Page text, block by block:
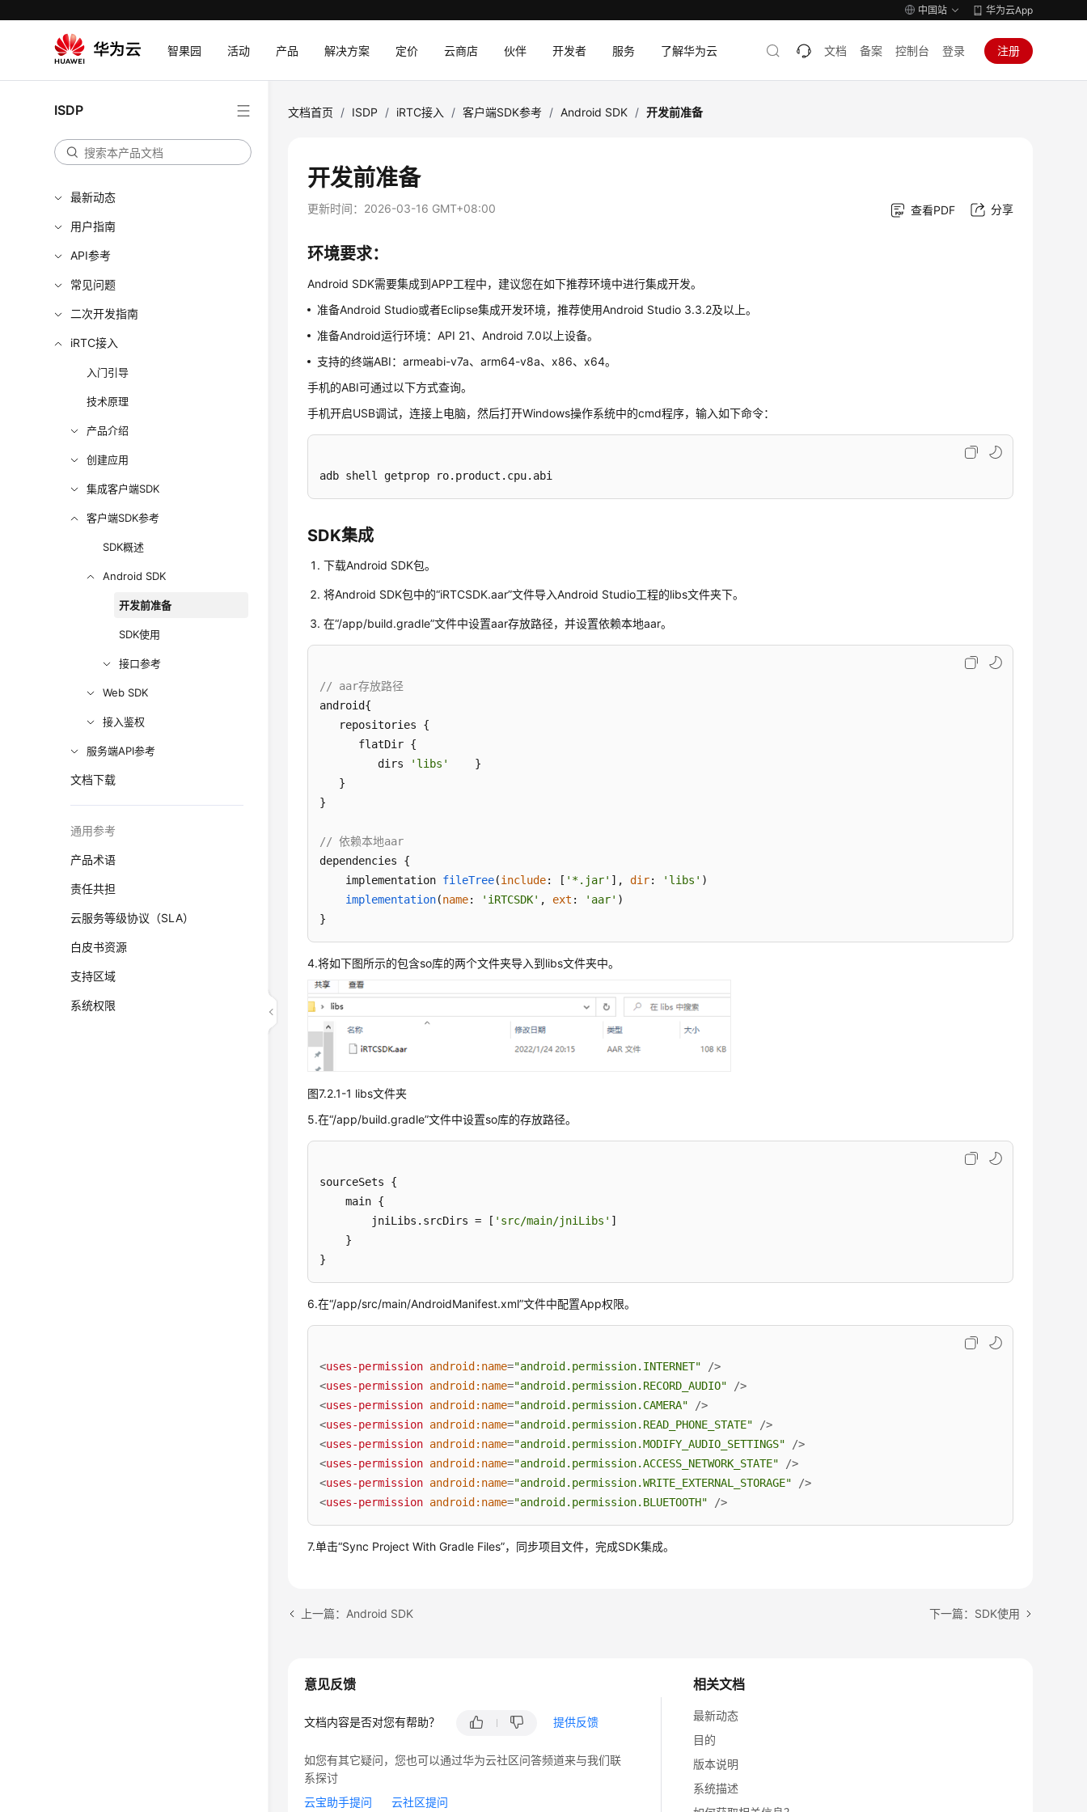
中国站 华为云App
智果园 活动 产品 解决方案 定价 云商店 伙伴 开发者 服务 了解华为云 文档 备案 控制台 登录 注册
ISDP
最新动态
用户指南
API参考
常见问题
二次开发指南
iRTC接入
入门引导
技术原理
产品介绍
创建应用
集成客户端SDK
客户端SDK参考
SDK概述
Android SDK
开发前准备
SDK使用
接口参考
Web SDK
接入鉴权
服务端API参考
文档下载
通用参考
产品术语
责任共担
云服务等级协议（SLA）
白皮书资源
支持区域
系统权限
文档首页 / ISDP / iRTC接入 / 客户端SDK参考 / Android SDK / 开发前准备
开发前准备
更新时间： 2026-03-16 GMT+08:00 查看PDF 分享
环境要求：
Android SDK需要集成到APP工程中，建议您在如下推荐环境中进行集成开发。
准备Android Studio或者Eclipse集成开发环境，推荐使用Android Studio 3.3.2及以上。
准备Android运行环境：API 21、Android 7.0以上设备。
支持的终端ABI：armeabi-v7a、arm64-v8a、x86、x64。
手机的ABI可通过以下方式查询。
手机开启USB调试，连接上电脑，然后打开Windows操作系统中的cmd程序，输入如下命令：
adb shell getprop ro.product.cpu.abi
SDK集成
下载Android SDK包。
将Android SDK包中的“iRTCSDK.aar”文件导入Android Studio工程的libs文件夹下。
在“/app/build.gradle”文件中设置aar存放路径，并设置依赖本地aar。
// aar存放路径
android{
   repositories {
      flatDir {
         dirs
'libs'
    }
   }
}
// 依赖本地aar
dependencies {
    implementation
fileTree(include: [ '*.jar' ], dir: 'libs' )
implementation(name: 'iRTCSDK' , ext : 'aar' )
}
4.将如下图所示的包含so库的两个文件夹导入到libs文件夹中。
图7.2.1-1 libs文件夹
5.在“/app/build.gradle”文件中设置so库的存放路径。
sourceSets {
    main {
        jniLibs.srcDirs = [
'src/main/jniLibs' ]
    }
}
6.在“/app/src/main/AndroidManifest.xml”文件中配置App权限。
<uses-permission android:name="android.permission.INTERNET" />
<uses-permission android:name="android.permission.RECORD_AUDIO" />
<uses-permission android:name="android.permission.CAMERA" />
<uses-permission android:name="android.permission.READ_PHONE_STATE" />
<uses-permission android:name="android.permission.MODIFY_AUDIO_SETTINGS" />
<uses-permission android:name="android.permission.ACCESS_NETWORK_STATE" />
<uses-permission android:name="android.permission.WRITE_EXTERNAL_STORAGE" />
<uses-permission android:name="android.permission.BLUETOOTH" />
7.单击“Sync Project With Gradle Files”，同步项目文件，完成SDK集成。
上一篇：Android SDK 下一篇：SDK使用
相关文档
最新动态
目的
版本说明
系统描述
意见反馈
文档内容是否对您有帮助？ 提供反馈
如您有其它疑问，您也可以通过华为云社区问答频道来与我们联
系探讨
云宝助手提问
云社区提问